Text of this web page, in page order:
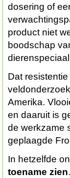
dosering of
product niet
boodschap
Dat
Amerika.
en daaruit is
de werkzame
geplaagde
In hetzelfde
toename zien